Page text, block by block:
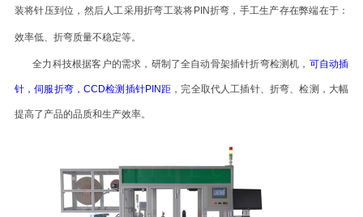
装将针压到位，然后人工采用折弯工装将PIN折弯，手工生产存在弊端在于：
效率低、折弯质量不稳定等。
全力科技根据客户的需求，研制了全自动骨架插针折弯检测机， 可自动插
针，伺服折弯，CCD检测插针PIN距 ，完全取代人工插针、折弯、检测，大幅
提高了产品的品质和生产效率。